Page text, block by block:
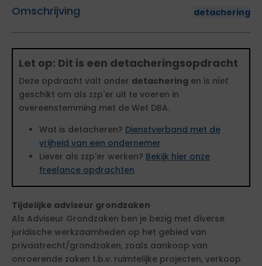
Omschrijving detachering
Let op: Dit is een detacheringsopdracht
Deze opdracht valt onder detachering en is niet
geschikt om als zzp'er uit te voeren in
overeenstemming met de Wet DBA.
Wat is detacheren? Dienstverband met de
vrijheid van een ondernemer
Liever als zzp'er werken? Bekijk hier onze
freelance opdrachten
Tijdelijke adviseur grondzaken
Als Adviseur Grondzaken ben je bezig met diverse
juridische werkzaamheden op het gebied van
privaatrecht/grondzaken, zoals aankoop van
onroerende zaken t.b.v. ruimtelijke projecten, verkoop